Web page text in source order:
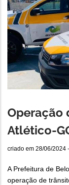
Operação
Atlético-
criado em 28/06/2024
A Prefeitura de
operação de